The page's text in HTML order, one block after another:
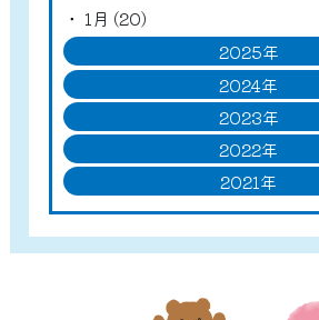
1月 (20)
2025年
2024年
2023年
2022年
2021年